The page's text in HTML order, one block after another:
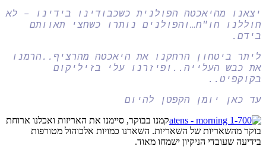
יצאנו מהיאכטה הפולנית כשכבודינו בידינו – לא
חוללנו חו"ח…והפולנים נותרו כשחצי תאוותם
בידם.
ליתר ביטחון הרחקנו את היאכטה מהרציף..הרמנו
את כבש העלייה..ופיזרנו עלי בזיליקום
בקוקפיט..
עד כאן יומן הקפטן להיום
קמנו בבוקר, סיימנו את האריזות ואכלנו ארוחת
בוקר מהשאריות של השאריות. השארנו כמויות אלכוהול מטורפות
בידיעה שעובדי הניקיון ישמחו מאוד.